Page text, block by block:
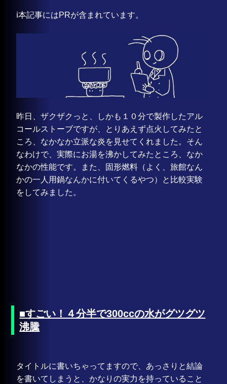
ℹ️本記事にはPRが含まれています。
昨日、ザクザクっと、しかも１０分で製作したアル
コールストーブですが、とりあえず点火してみたと
ころ、なかなか立派な炎を見せてくれました。そん
なわけで、実際にお湯を沸かしてみたところ、なか
なかの性能です。また、固形燃料（よく、旅館なん
かの一人用鍋なんかに付いてくるやつ）と比較実験
をしてみました。
■すごい！４分半で300ccの水がグツグツ
沸騰
タイトルに書いちゃってますので、あっさりと結論
を書いてしまうと、かなりの実力を持っていること